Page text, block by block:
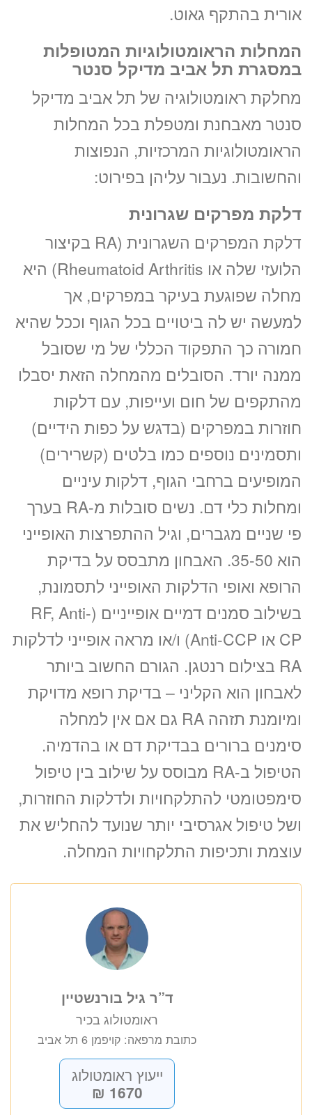
אורית בהתקף גאוט.
המחלות הראומטולוגיות המטופלות
במסגרת תל אביב מדיקל סנטר
מחלקת ראומטולוגיה של תל אביב מדיקל
סנטר מאבחנת ומטפלת בכל המחלות
הראומטולוגיות המרכזיות, הנפוצות
והחשובות. נעבור עליהן בפירוט:
דלקת מפרקים שגרונית
דלקת המפרקים השגרונית (RA בקיצור
הלועזי שלה או Rheumatoid Arthritis) היא
מחלה שפוגעת בעיקר במפרקים, אך
למעשה יש לה ביטויים בכל הגוף וככל שהיא
חמורה כך התפקוד הכללי של מי שסובל
ממנה יורד. הסובלים מהמחלה הזאת יסבלו
מהתקפים של חום ועייפות, עם דלקות
חוזרות במפרקים (בדגש על כפות הידיים)
ותסמינים נוספים כמו בלטים (קשרירים)
המופיעים ברחבי הגוף, דלקות עיניים
ומחלות כלי דם. נשים סובלות מ-RA בערך
פי שניים מגברים, וגיל ההתפרצות האופייני
הוא 35-50. האבחון מתבסס על בדיקת
הרופא ואופי הדלקות האופייני לתסמונת,
בשילוב סמנים דמיים אופייניים (RF, Anti-
CP או Anti-CCP) ו/או מראה אופייני לדלקות
RA בצילום רנטגן. הגורם החשוב ביותר
לאבחון הוא הקליני – בדיקת רופא מדויקת
ומיומנת תזהה RA גם אם אין למחלה
סימנים ברורים בבדיקת דם או בהדמיה.
הטיפול ב-RA מבוסס על שילוב בין טיפול
סימפטומטי להתלקחויות ולדלקות החוזרות,
ושל טיפול אגרסיבי יותר שנועד להחליש את
עוצמת ותכיפות התלקחויות המחלה.